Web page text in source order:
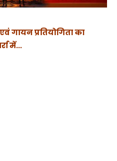
गायन प्रतियोगिता का
में…